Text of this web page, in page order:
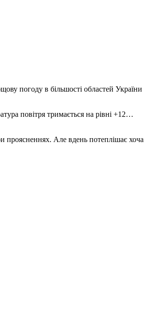
погоду в більшості областей України
повітря тримається на рівні +12…
проясненнях. Але вдень потеплішає хоча